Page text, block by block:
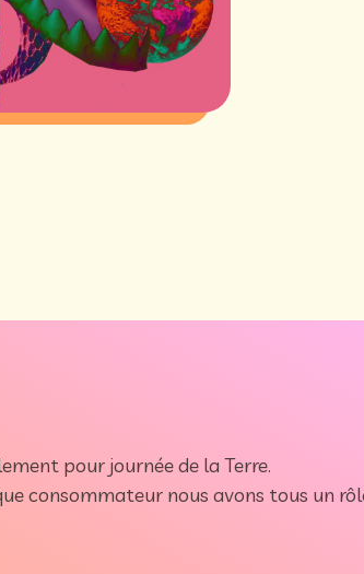
pour journée de la Terre.
consommateur nous avons tous un